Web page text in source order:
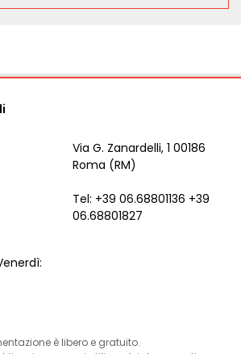
Via G. Zanardelli, 1 00186
Roma (RM)
Tel: +39 06.68801136 +39
06.68801827
è libero e gratuito.